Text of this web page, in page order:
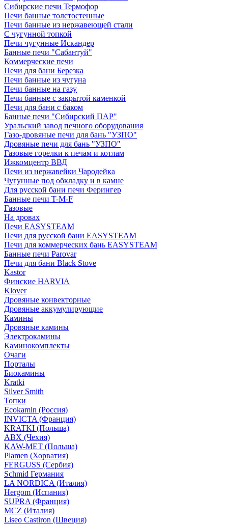
Сибирские печи Термофор
Печи банные толстостенные
Печи банные из нержавеющей стали
С чугунной топкой
Печи чугунные Искандер
Банные печи "Сабантуй"
Коммерческие печи
Печи для бани Березка
Печи банные из чугуна
Печи банные на газу
Печи банные с закрытой каменкой
Печи для бани с баком
Банные печи "Сибирский ПАР"
Уральский завод печного оборудования
Газо-дровяные печи для бань "УЗПО"
Дровяные печи для бань "УЗПО"
Газовые горелки к печам и котлам
Ижкомцентр ВВД
Печи из нержавейки Чародейка
Чугунные под обкладку и в камне
Для русской бани печи Ферингер
Банные печи T-M-F
Газовые
На дровах
Печи EASYSTEAM
Печи для русской бани EASYSTEAM
Печи для коммерческих бань EASYSTEAM
Банные печи Parovar
Печи для бани Black Stove
Kastor
Финские HARVIA
Klover
Дровяные конвекторные
Дровяные аккумулирующие
Камины
Дровяные камины
Электрокамины
Каминокомплекты
Очаги
Порталы
Биокамины
Kratki
Silver Smith
Топки
Ecokamin (Россия)
INVICTA (Франция)
KRATKI (Польша)
ABX (Чехия)
KAW-MET (Польша)
Plamen (Хорватия)
FERGUSS (Сербия)
Schmid Германия
LA NORDICA (Италия)
Hergom (Испания)
SUPRA (Франция)
MCZ (Италия)
Liseo Castiron (Швеция)